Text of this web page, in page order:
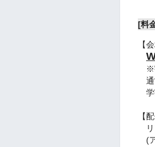
[料
【
※
通
学
【
リ
(